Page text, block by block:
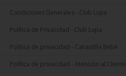
Condiciones Generales - Club Lupa
Política de Privacidad - Club Lupa
Política de privacidad - Canastilla Bebé
Política de privacidad - Atención al Cliente